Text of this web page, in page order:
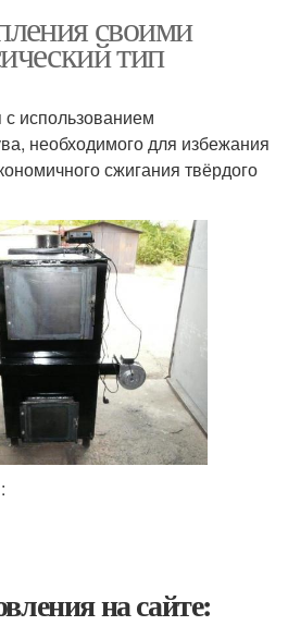
своими
тип
использованием
необходимого для избежания
сжигания твёрдого
на сайте: